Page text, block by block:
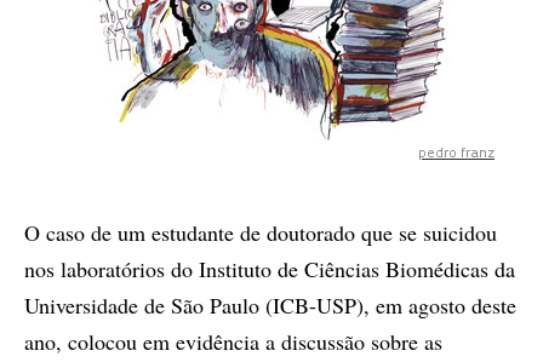
pedro franz
O caso de um estudante de doutorado que se suicidou
nos laboratórios do Instituto de Ciências Biomédicas da
Universidade de São Paulo (ICB-USP), em agosto deste
ano, colocou em evidência a discussão sobre as